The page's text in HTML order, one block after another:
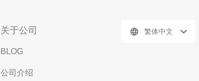
关于公司
BLOG
公司介绍
繁体中文